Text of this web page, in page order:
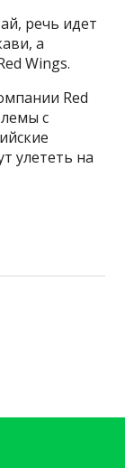
речь идет
а
Wings.
Red
с
улететь на